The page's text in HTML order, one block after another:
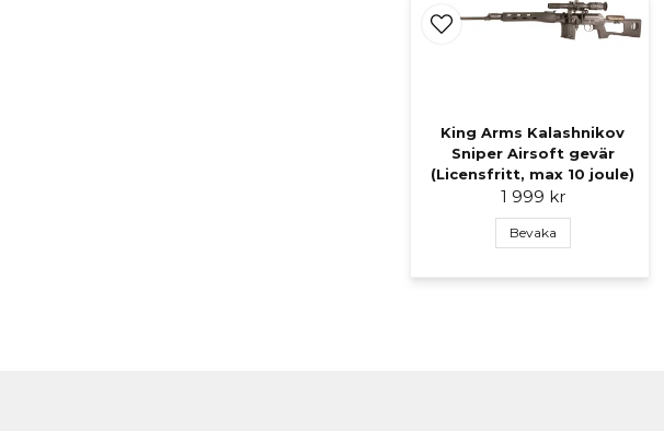
King Arms Kalashnikov
Sniper Airsoft gevär
(Licensfritt, max 10 joule)
1 999 kr
Bevaka